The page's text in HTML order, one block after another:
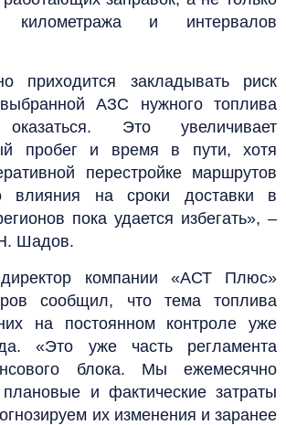
километража и интервалов
приходится закладывать риск
АЗС нужного топлива
Это увеличивает
пробег и время в пути, хотя
перестройке маршрутов
влияния на сроки доставки в
пока удается избегать», –
Шадов.
компании «АСТ Плюс»
сообщил, что тема топлива
на постоянном контроле уже
«Это уже часть регламента
блока. Мы ежемесячно
и фактические затраты
их изменения и заранее